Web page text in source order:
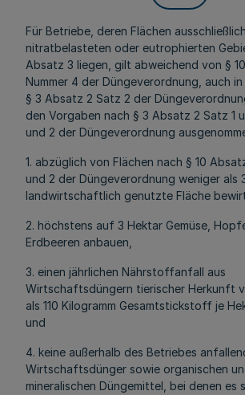
Für Betriebe, deren Flächen
nitratbelasteten oder eutrophierten
Absatz 3 liegen, gilt abweichend von §
Nummer 4 der Düngeverordnung, auch
§ 3 Absatz 2 Satz 2 der
den Vorgaben nach § 3 Absatz 2 Satz 1
und 2 der Düngeverordnung
1. abzüglich von Flächen nach § 10
und 2 der Düngeverordnung weniger als
landwirtschaftlich genutzte Fläche
2. höchstens auf 3 Hektar Gemüse,
Erdbeeren anbauen,
3. einen jährlichen Nährstoffanfall aus
Wirtschaftsdüngern tierischer Herkunft
als 110 Kilogramm Gesamtstickstoff je
und
4. keine außerhalb des Betriebes
Wirtschaftsdünger sowie organischen
mineralischen Düngemittel, bei denen es